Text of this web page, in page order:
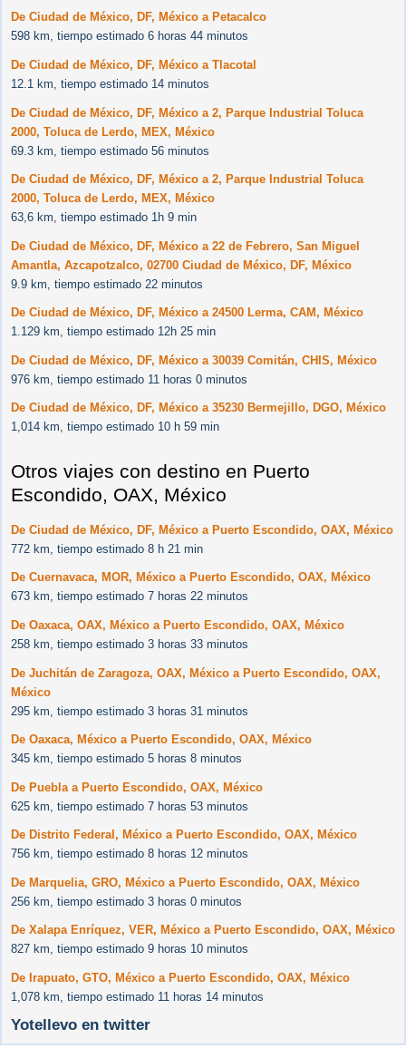
De Ciudad de México, DF, México a Petacalco
598 km, tiempo estimado 6 horas 44 minutos
De Ciudad de México, DF, México a Tlacotal
12.1 km, tiempo estimado 14 minutos
De Ciudad de México, DF, México a 2, Parque Industrial Toluca
2000, Toluca de Lerdo, MEX, México
69.3 km, tiempo estimado 56 minutos
De Ciudad de México, DF, México a 2, Parque Industrial Toluca
2000, Toluca de Lerdo, MEX, México
63,6 km, tiempo estimado 1h 9 min
De Ciudad de México, DF, México a 22 de Febrero, San Miguel
Amantla, Azcapotzalco, 02700 Ciudad de México, DF, México
9.9 km, tiempo estimado 22 minutos
De Ciudad de México, DF, México a 24500 Lerma, CAM, México
1.129 km, tiempo estimado 12h 25 min
De Ciudad de México, DF, México a 30039 Comitán, CHIS, México
976 km, tiempo estimado 11 horas 0 minutos
De Ciudad de México, DF, México a 35230 Bermejillo, DGO, México
1,014 km, tiempo estimado 10 h 59 min
Otros viajes con destino en Puerto
Escondido, OAX, México
De Ciudad de México, DF, México a Puerto Escondido, OAX, México
772 km, tiempo estimado 8 h 21 min
De Cuernavaca, MOR, México a Puerto Escondido, OAX, México
673 km, tiempo estimado 7 horas 22 minutos
De Oaxaca, OAX, México a Puerto Escondido, OAX, México
258 km, tiempo estimado 3 horas 33 minutos
De Juchitán de Zaragoza, OAX, México a Puerto Escondido, OAX,
México
295 km, tiempo estimado 3 horas 31 minutos
De Oaxaca, México a Puerto Escondido, OAX, México
345 km, tiempo estimado 5 horas 8 minutos
De Puebla a Puerto Escondido, OAX, México
625 km, tiempo estimado 7 horas 53 minutos
De Distrito Federal, México a Puerto Escondido, OAX, México
756 km, tiempo estimado 8 horas 12 minutos
De Marquelia, GRO, México a Puerto Escondido, OAX, México
256 km, tiempo estimado 3 horas 0 minutos
De Xalapa Enríquez, VER, México a Puerto Escondido, OAX, México
827 km, tiempo estimado 9 horas 10 minutos
De Irapuato, GTO, México a Puerto Escondido, OAX, México
1,078 km, tiempo estimado 11 horas 14 minutos
Yotellevo en twitter